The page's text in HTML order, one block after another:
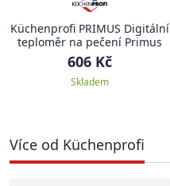
Küchenprofi PRIMUS Digitální
teploměr na pečení Primus
606 Kč
Skladem
Více od Küchenprofi